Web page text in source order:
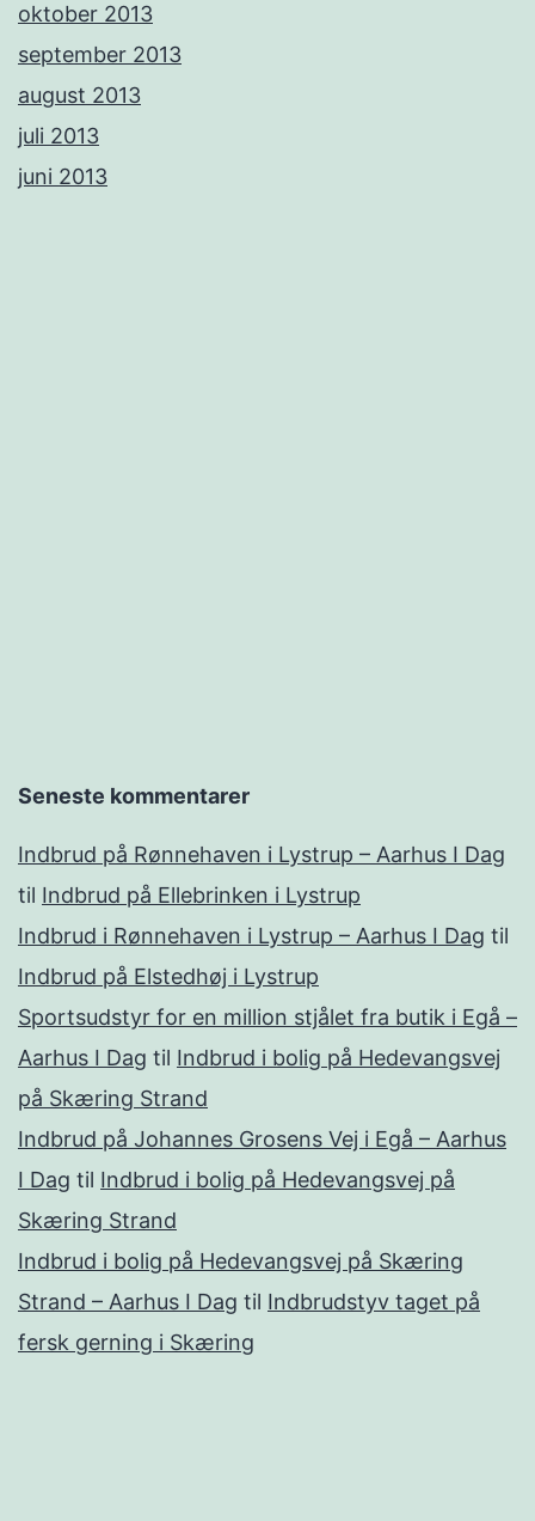
oktober 2013
september 2013
august 2013
juli 2013
juni 2013
Seneste kommentarer
Indbrud på Rønnehaven i Lystrup – Aarhus I Dag
til Indbrud på Ellebrinken i Lystrup
Indbrud i Rønnehaven i Lystrup – Aarhus I Dag til
Indbrud på Elstedhøj i Lystrup
Sportsudstyr for en million stjålet fra butik i Egå –
Aarhus I Dag til Indbrud i bolig på Hedevangsvej
på Skæring Strand
Indbrud på Johannes Grosens Vej i Egå – Aarhus
I Dag til Indbrud i bolig på Hedevangsvej på
Skæring Strand
Indbrud i bolig på Hedevangsvej på Skæring
Strand – Aarhus I Dag til Indbrudstyv taget på
fersk gerning i Skæring